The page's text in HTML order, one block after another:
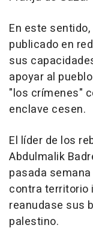
En este
publicado en
sus
apoyar al
"los crímenes"
enclave cesen.
El líder de los
Abdulmalik
pasada
contra territorio
reanudase sus
palestino.